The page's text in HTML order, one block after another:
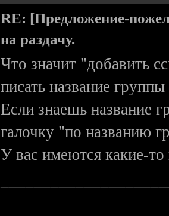
RE: [Предложение-
на раздачу.
Что значит "добавить
писать название
Если знаешь название
галочку "по названию
У вас имеются какие-